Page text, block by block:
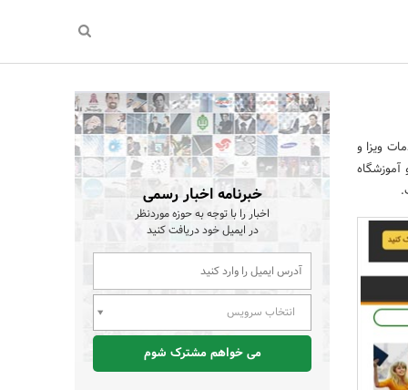
ویزا و
آموزشگاه
خبرنامه اخبار رسمی
اخبار را با توجه به حوزه موردنظر
در ایمیل خود دریافت کنید
انتخاب سرویس
می خواهم مشترک شوم